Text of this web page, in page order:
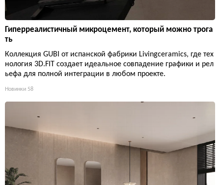
Гиперреалистичный микроцемент, который можно трога
ть
Коллекция GUBI от испанской фабрики Livingceramics, где тех
нология 3D.FIT создает идеальное совпадение графики и рел
ьефа для полной интеграции в любом проекте.
Новинки 58